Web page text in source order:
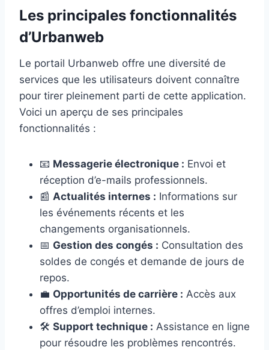
Les principales fonctionnalités
d’Urbanweb
Le portail Urbanweb offre une diversité de
services que les utilisateurs doivent connaître
pour tirer pleinement parti de cette application.
Voici un aperçu de ses principales
fonctionnalités :
📧 Messagerie électronique : Envoi et
réception d’e-mails professionnels.
📰 Actualités internes : Informations sur
les événements récents et les
changements organisationnels.
📅 Gestion des congés : Consultation des
soldes de congés et demande de jours de
repos.
💼 Opportunités de carrière : Accès aux
offres d’emploi internes.
🛠️ Support technique : Assistance en ligne
pour résoudre les problèmes rencontrés.